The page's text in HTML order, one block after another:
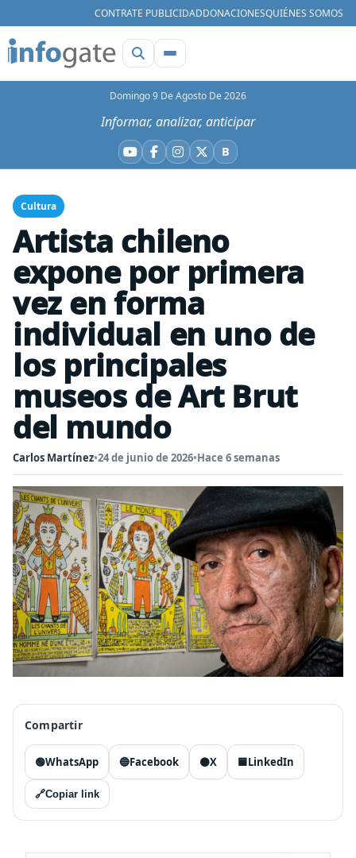
CONTRATE PUBLICIDADDONACIONESQUIÉNES SOMOS
Domingo 9 De Agosto De 2026
Informar, analizar, anticipar
YouTube
Facebook
Instagram
X BBluesky
Cultura
Artista chileno
expone por primera
vez en forma
individual en uno de
los principales
museos de Art Brut
del mundo
Carlos Martínez•24 de junio de 2026•Hace 6 semanas
Compartir
🟢WhatsApp 🔵Facebook ⚫X 🟦LinkedIn
🔗Copiar link